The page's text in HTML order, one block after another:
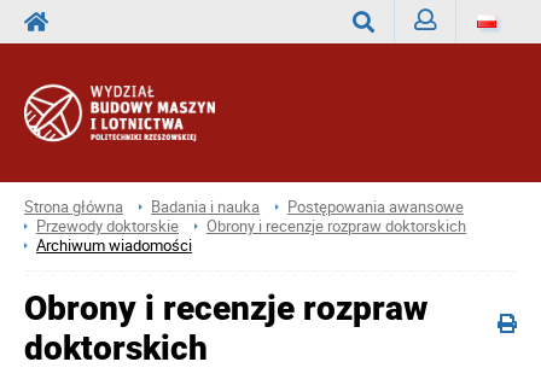
Strona główna Badania i nauka
Postępowania awansowe
Przewody doktorskie
Obrony i recenzje rozpraw doktorskich
Archiwum wiadomości
Obrony i recenzje rozpraw
doktorskich